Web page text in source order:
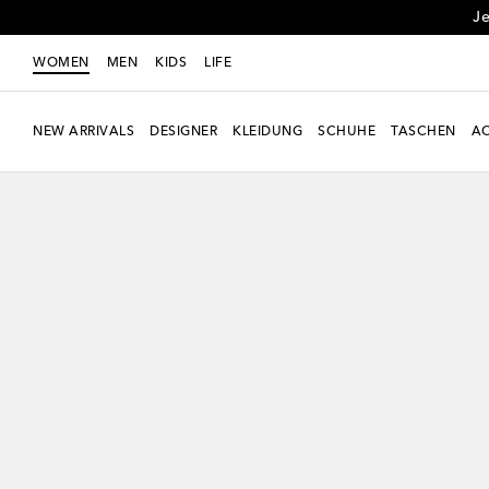
WOMEN MEN KIDS LIFE
NEW ARRIVALS DESIGNER KLEIDUNG SCHUHE TASCHEN